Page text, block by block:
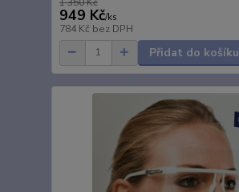
949 Kč/ks
784 Kč bez DPH
Přidat do košíku